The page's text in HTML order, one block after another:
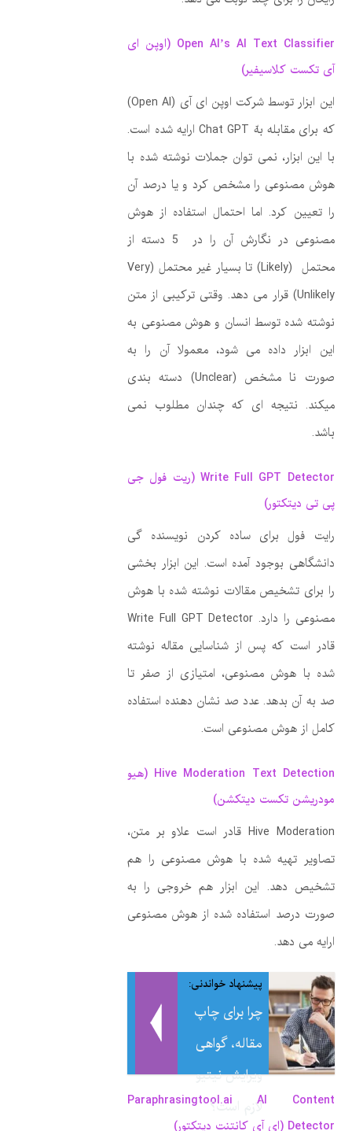
Open AI’s AI Text Classifier (اوپن ای
آی تکست کلاسیفیر)
این ابزار توسط شرکت اوپن ای آی (Open AI)
که برای مقابله بهّ Chat GPT ارایه شده است.
با این ابزار، نمی توان جملات نوشته شده با
هوش مصنوعی را مشخص کرد و یا درصد آن
را تعیین کرد. اما احتمال استفاده از هوش
مصنوعی در نگارش آن را در 5 دسته از
محتمل (Likely) تا بسیار غیر محتمل (Very
Unlikely) قرار می دهد. وقتی ترکیبی از متن
نوشته شده توسط انسان و هوش مصنوعی به
این ابزار داده می شود، معمولا آن را به
صورت نا مشخص (Unclear) دسته بندی
میکند. نتیجه ای که چندان مطلوب نمی
باشد.
Write Full GPT Detector (ریت فول جی
پی تی دیتکتور)
رایت فول برای ساده کردن نویسنده گی
دانشگاهی بوجود آمده است. این ابزار بخشی
را برای تشخیص مقالات نوشته شده با هوش
مصنوعی را دارد. Write Full GPT Detector
قادر است که پس از شناسایی مقاله نوشته
شده با هوش مصنوعی، امتیازی از صفر تا
صد به آن بدهد. عدد صد نشان دهنده استفاده
کامل از هوش مصنوعی است.
Hive Moderation Text Detection (هیو
مودریشن تکست دیتکشن)
Hive Moderation قادر است علاو بر متن،
تصاویر تهیه شده با هوش مصنوعی را هم
تشخیص دهد. این ابزار هم خروجی را به
صورت درصد استفاده شده از هوش مصنوعی
ارایه می دهد.
پیشنهاد خواندنی:
چرا برای چاپ
مقاله، گواهی
ویرایش نیتیو
لازم است؟
Paraphrasingtool.ai AI Content
Detector (ای آی کانتنت دیتکتور)